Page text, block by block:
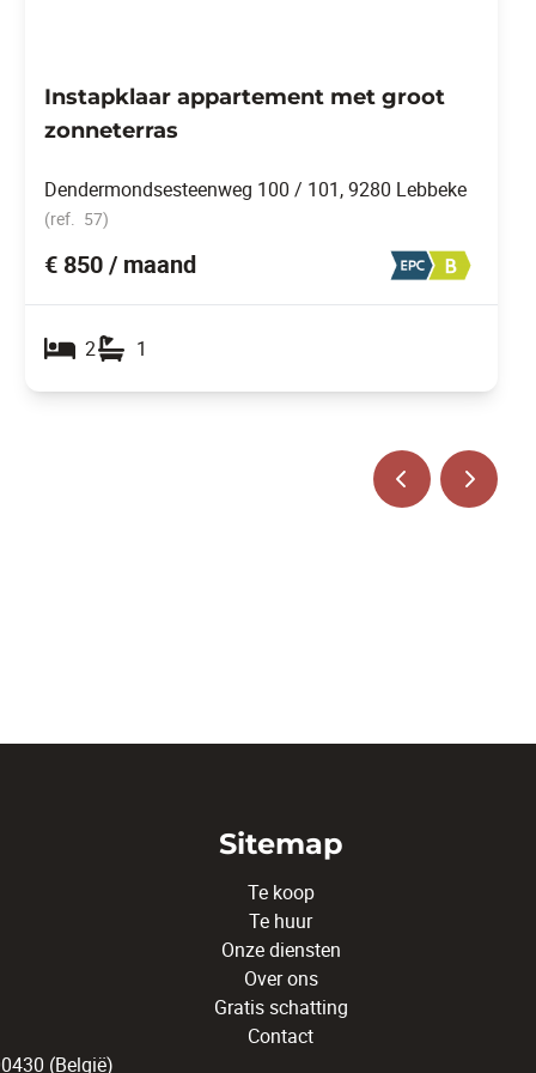
Instapklaar appartement met groot
zonneterras
Dendermondsesteenweg 100 / 101, 9280 Lebbeke
(ref. 57)
€ 850 / maand
2 1
Sitemap
Te koop
Te huur
Onze diensten
Over ons
Gratis schatting
Contact
(België)